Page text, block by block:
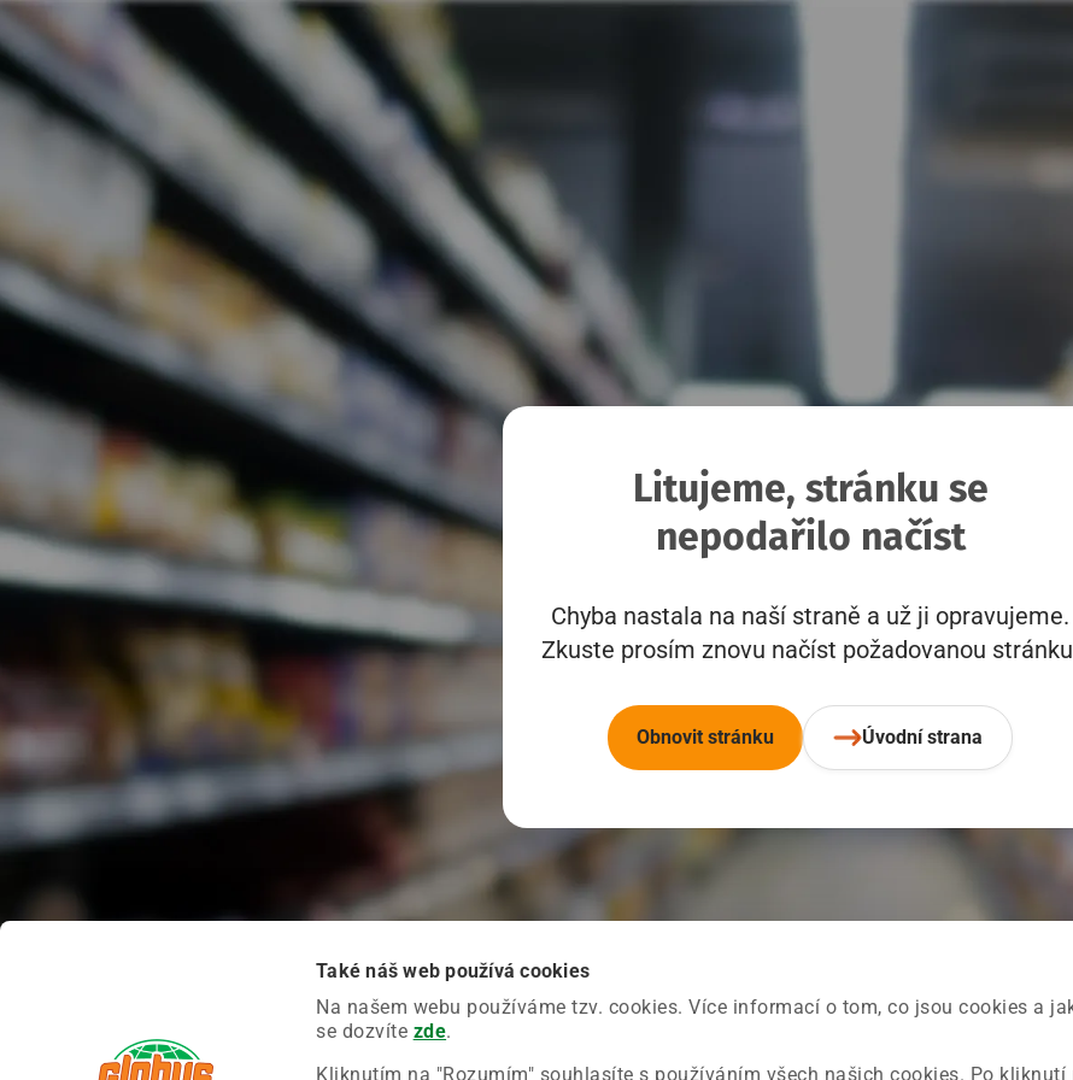
Také náš web používá cookies
Na našem webu používáme tzv. cookies. Více informací o tom, co jsou cookies a
se dozvíte zde.
Kliknutím na "Rozumím" souhlasíte s používáním všech našich cookies. Po kliknutí
Litujeme, stránku se
nepodařilo načíst
Chyba nastala na naší straně a už ji opravujeme.
Zkuste prosím znovu načíst požadovanou
Obnovit stránku Úvodní strana